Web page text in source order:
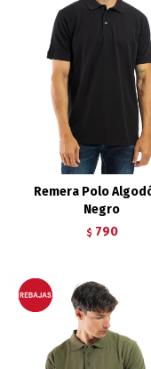
Remera Polo
Negro
$ 790